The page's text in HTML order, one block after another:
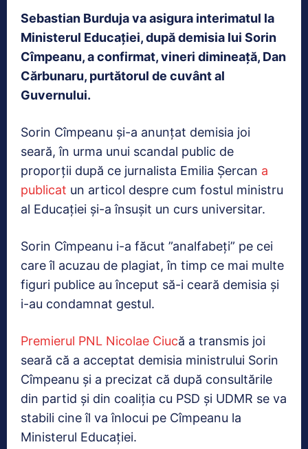
Sebastian Burduja va asigura interimatul la
Ministerul Educației, după demisia lui Sorin
Cîmpeanu, a confirmat, vineri dimineață, Dan
Cărbunaru, purtătorul de cuvânt al
Guvernului.
Sorin Cîmpeanu și-a anunțat demisia joi
seară, în urma unui scandal public de
proporții după ce jurnalista Emilia Șercan a
publicat un articol despre cum fostul ministru
al Educației și-a însușit un curs universitar.
Sorin Cîmpeanu i-a făcut ”analfabeți” pe cei
care îl acuzau de plagiat, în timp ce mai multe
figuri publice au început să-i ceară demisia și
i-au condamnat gestul.
Premierul PNL Nicolae Ciucă a transmis joi
seară că a acceptat demisia ministrului Sorin
Cîmpeanu şi a precizat că după consultările
din partid şi din coaliția cu PSD şi UDMR se va
stabili cine îl va înlocui pe Cîmpeanu la
Ministerul Educației.